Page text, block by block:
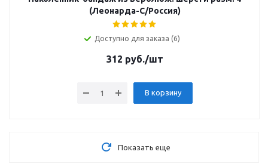
(Леонарда-С/Россия)
Доступно для заказа (6)
312 руб./шт
В корзину
Показать еще